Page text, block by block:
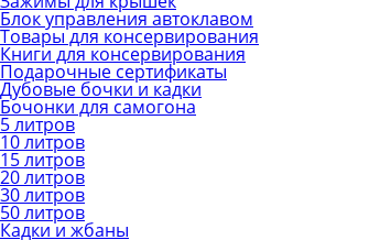
Блок управления автоклавом
Товары для консервирования
Книги для консервирования
Подарочные сертификаты
Дубовые бочки и кадки
Бочонки для самогона
5 литров
10 литров
15 литров
20 литров
30 литров
50 литров
Кадки и жбаны